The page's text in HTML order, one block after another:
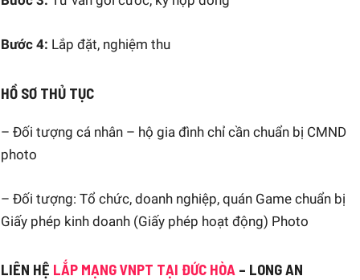
Bước 4: Lắp đặt, nghiệm thu
HỒ SƠ THỦ TỤC
– Đối tượng cá nhân – hộ gia đình chỉ cần chuẩn bị CMND
photo
– Đối tượng: Tổ chức, doanh nghiệp, quán Game chuẩn bị
Giấy phép kinh doanh (Giấy phép hoạt động) Photo
LIÊN HỆ LẮP MẠNG VNPT TẠI ĐỨC HÒA – LONG AN